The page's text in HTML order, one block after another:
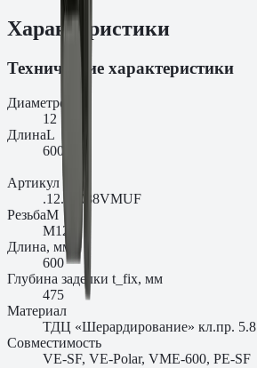
Характеристики
Технические характеристики
Диаметрd₀
12
ДлинаL
600
Артикул
.12.60088VMUF
РезьбаM
M12
Длина, мм
600
Глубина заделки t_fix, мм
475
Материал
ТДЦ «Шерардирование» кл.пр. 5.8
Совместимость
VE-SF, VE-Polar, VME-600, PE-SF